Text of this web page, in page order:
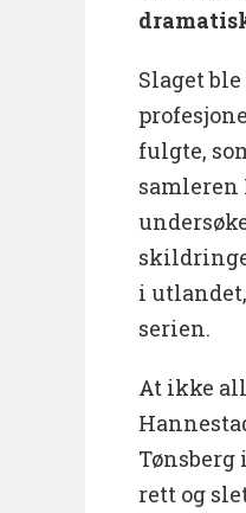
Slaget
fulgte,
samleren
i
serien.
At ikke
rett og